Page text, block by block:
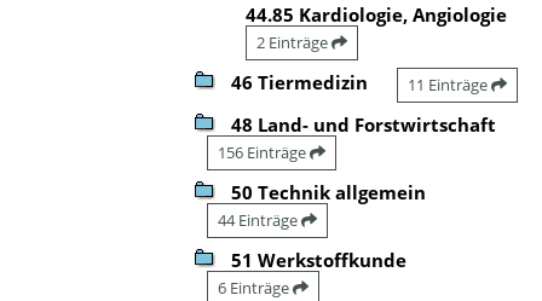
44.85 Kardiologie, Angiologie
2 Einträge
46 Tiermedizin 11 Einträge
48 Land- und Forstwirtschaft
156 Einträge
50 Technik allgemein
44 Einträge
51 Werkstoffkunde
6 Einträge